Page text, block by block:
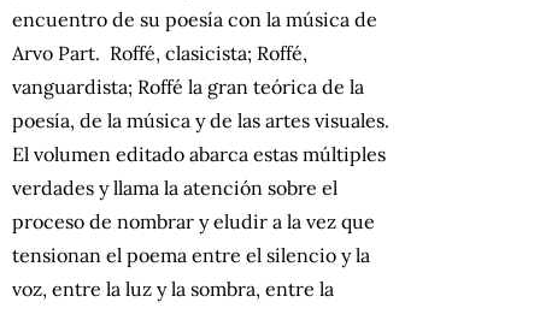
encuentro de su poesía con la música de
Arvo Part. Roffé, clasicista; Roffé,
vanguardista; Roffé la gran teórica de la
poesía, de la música y de las artes visuales.
El volumen editado abarca estas múltiples
verdades y llama la atención sobre el
proceso de nombrar y eludir a la vez que
tensionan el poema entre el silencio y la
voz, entre la luz y la sombra, entre la